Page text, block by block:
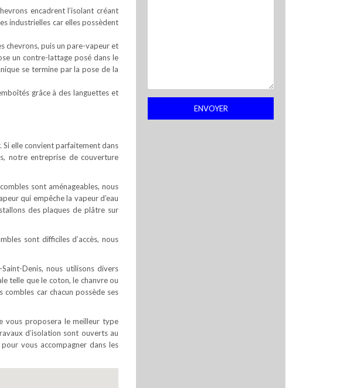
encadrent l’isolant créant
industrielles car elles possèdent
chevrons, puis un pare-vapeur et
un contre-lattage posé dans le
se termine par la pose de la
grâce à des languettes et
elle convient parfaitement dans
notre entreprise de couverture
sont aménageables, nous
qui empêche la vapeur d’eau
des plaques de plâtre sur
sont difficiles d’accès, nous
Denis, nous utilisons divers
telle que le coton, le chanvre ou
car chacun possède ses
vous proposera le meilleur type
d’isolation sont ouverts au
vous accompagner dans les